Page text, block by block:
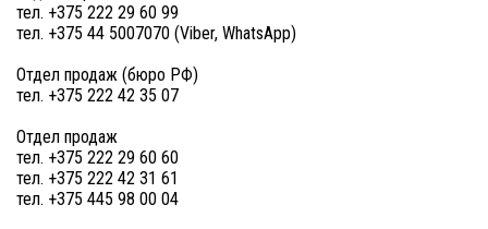
тел. +375 222 29 60 99
тел. +375 44 5007070 (Viber, WhatsApp)
Отдел продаж (бюро РФ)
тел. +375 222 42 35 07
Отдел продаж
тел. +375 222 29 60 60
тел. +375 222 42 31 61
тел. +375 445 98 00 04